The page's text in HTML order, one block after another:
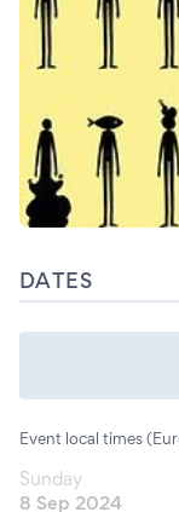
DATES
Event local times
Sunday
8 Sep 2024